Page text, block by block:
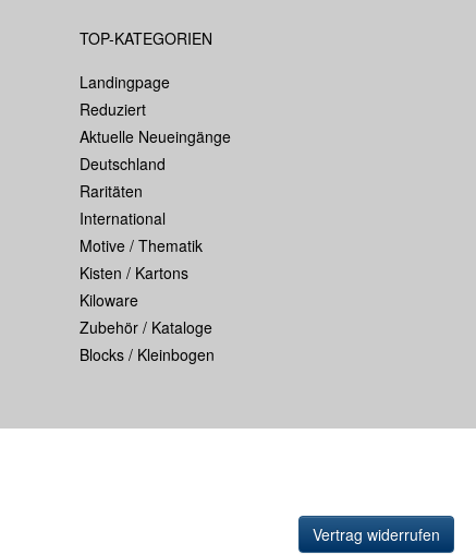
TOP-KATEGORIEN
Landingpage
Reduziert
Aktuelle Neueingänge
Deutschland
Raritäten
International
Motive / Thematik
Kisten / Kartons
Kiloware
Zubehör / Kataloge
Blocks / Kleinbogen
Vertrag widerrufen